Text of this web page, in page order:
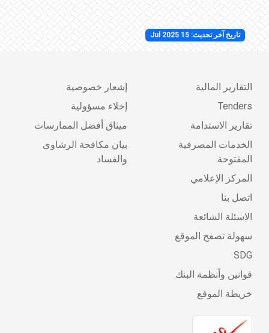
تاريخ آخر تحديث: 15 Jul 2025
التقارير المالية
Tenders
تقارير الاستدامة
الخدمات المصرفية
المفتوحة
المركز الإعلامي
اتصل بنا
الاسئلة الشائعة
سهولة تصفح الموقع
SDG
قوانين وأنظمة البنك
خريطة الموقع
إشعار خصوصية
إخلاء مسؤولية
ميثاق أفضل الممارسات
بيان مكافحة الرشاوى
والفساد